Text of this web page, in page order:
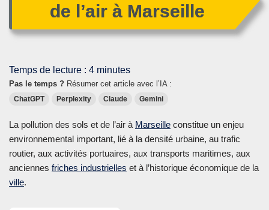
de l’air à Marseille
Temps de lecture : 4 minutes
Pas le temps ? Résumer cet article avec l’IA :
ChatGPT Perplexity Claude Gemini
La pollution des sols et de l’air à Marseille constitue un enjeu
environnemental important, lié à la densité urbaine, au trafic
routier, aux activités portuaires, aux transports maritimes, aux
anciennes friches industrielles et à l’historique économique de la
ville.